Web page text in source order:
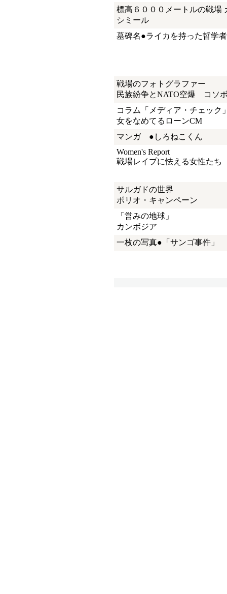
標高６０００メートルの戦場
シミール
墓碑名●ライカを持った哲学者
戦場のフォトグラファー
民族紛争とNATO空爆 コソ
コラム「メディア・チェック
女をなめてるローンCM
マンガ ●しろねこくん
Women's Report
戦場レイプに怯える女性たち
サルガドの世界
ポリオ・キャンペーン
「営みの地球」
カンボジア
一枚の写真●「サンゴ事件」